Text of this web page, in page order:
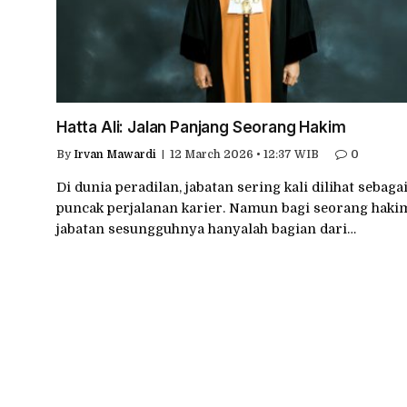
Hatta Ali: Jalan Panjang Seorang Hakim
By Irvan Mawardi 12 March 2026 • 12:37 WIB 0
Di dunia peradilan, jabatan sering kali dilihat sebagai
puncak perjalanan karier. Namun bagi seorang
jabatan sesungguhnya hanyalah bagian dari…